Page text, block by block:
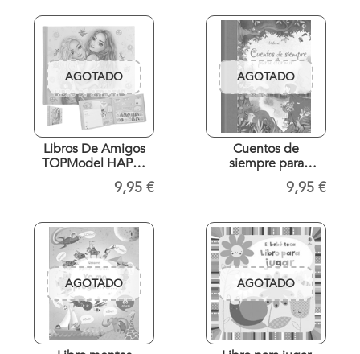
AGOTADO
Libros De Amigos
TOPModel HAPPY
TOGETHER9,95 €
AGOTADO
Cuentos de
siempre para
9,95 €
AGOTADO AGOTADO